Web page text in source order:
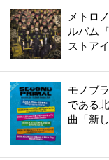
メトロ
ルバム
ストア
モノブ
である
曲「新